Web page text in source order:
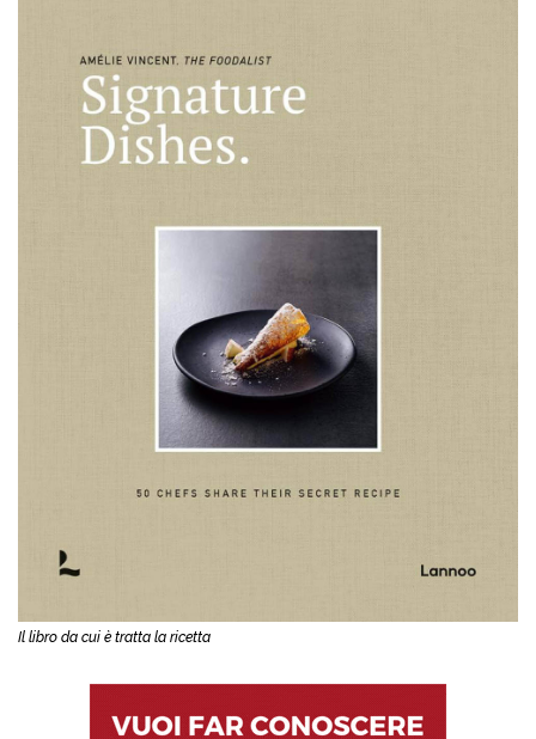
Il libro da cui è tratta la ricetta